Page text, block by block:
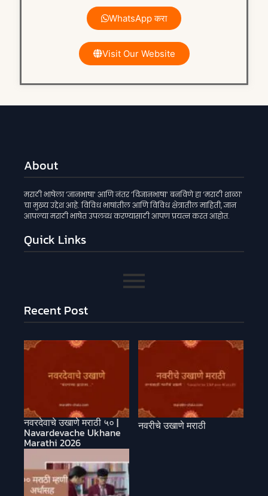
WhatsApp करा
Visit Our Website
About
मराठी भाषेला ‘ज्ञानभाषा‘ आणि नंतर ‘विज्ञानभाषा‘ बनविणे हा ‘मराठी शाळा‘
चा मुख्य उद्देश आहे. विविध भाषांतील आणि विविध क्षेत्रातील माहिती, ज्ञान
आपल्या मराठी भाषेत उपलब्ध करण्यासाठी आपण प्रयत्न करत आहोत.
Quick Links
Recent Post
नवरदेवाचे उखाणे मराठी ५० |
Navardevache Ukhane
Marathi 2026
नवरीचे उखाणे मराठी